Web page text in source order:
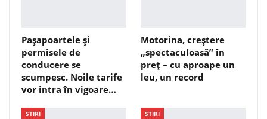
Pașapoartele și
permisele de
conducere se
scumpesc. Noile tarife
vor intra în vigoare…
Motorina, creștere
„spectaculoasă” în
preț – cu aproape un
leu, un record
STIRI STIRI